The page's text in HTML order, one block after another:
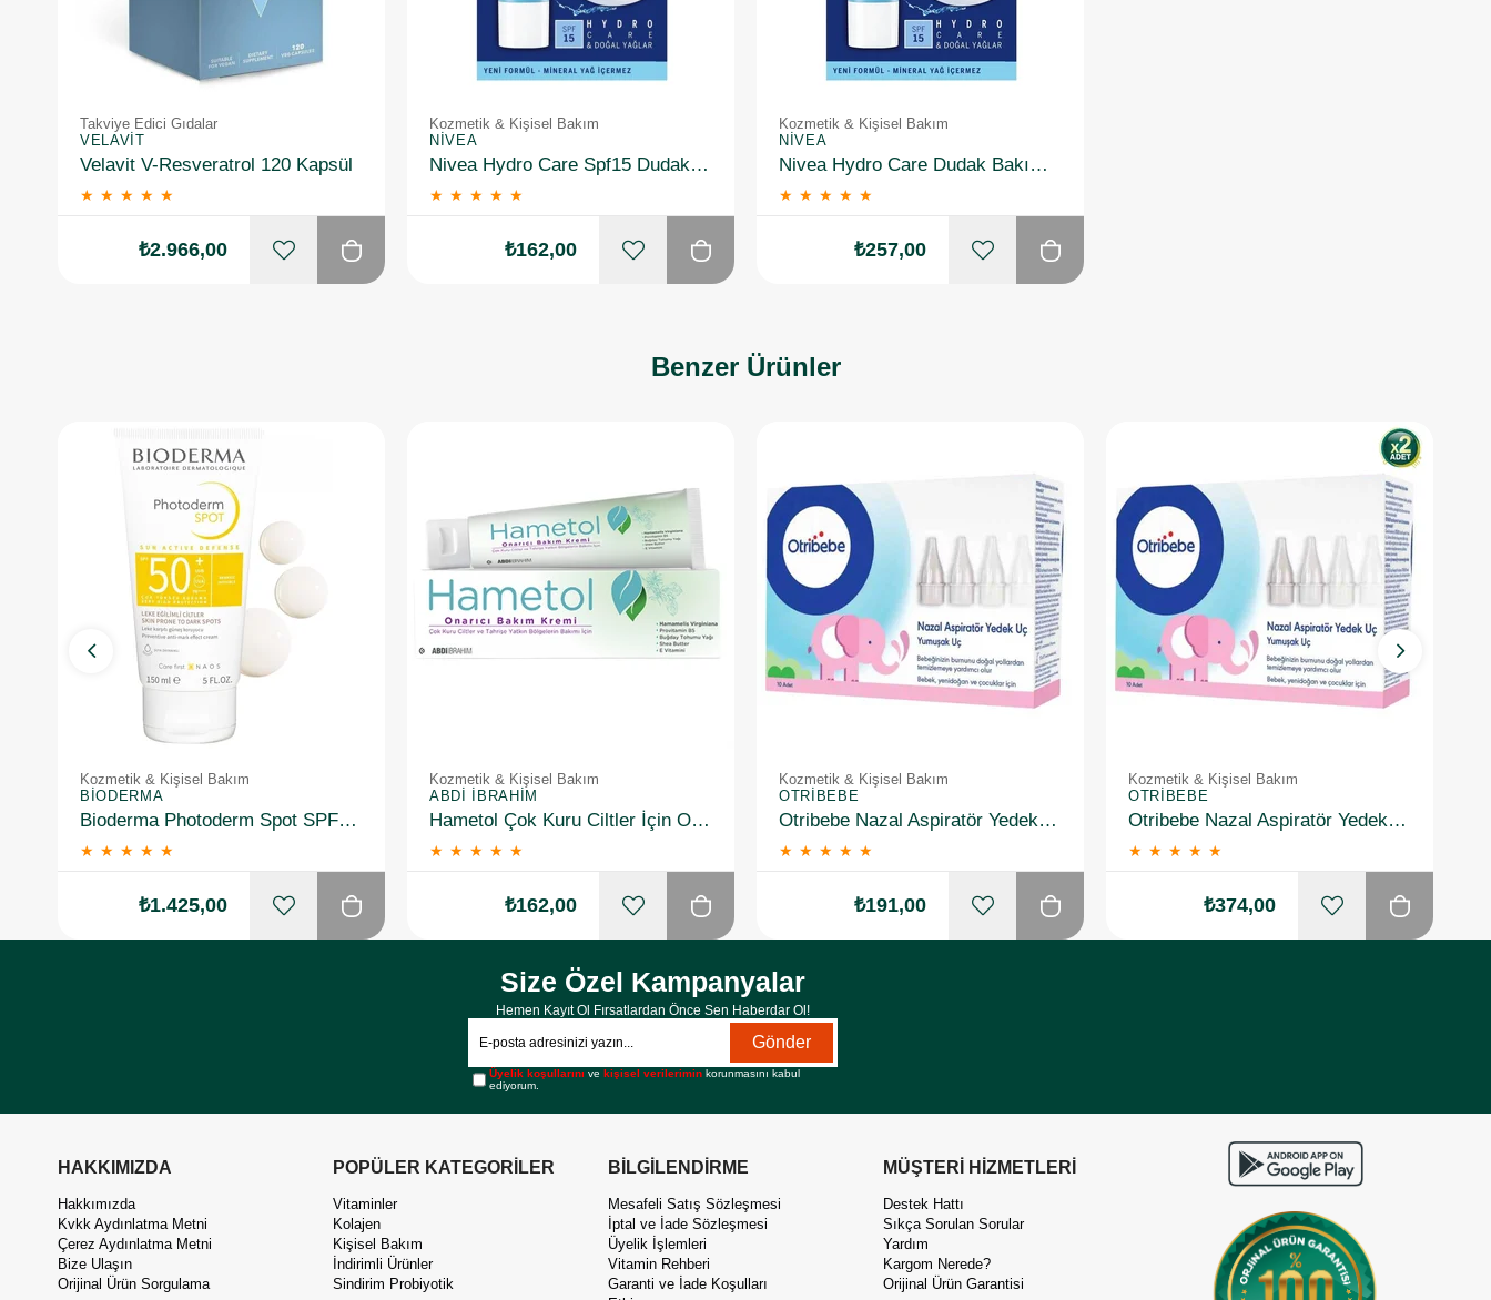
Takviye Edici Gıdalar
VELAVIT
Velavit V-Resveratrol 120 Kapsül
★ ★ ★ ★ ★
₺2.966,00
Kozmetik & Kişisel Bakım
NIVEA
Nivea Hydro Care Spf15 Dudak Bakım Kremi 4.8 gr
★ ★ ★ ★ ★
₺162,00
Kozmetik & Kişisel Bakım
NIVEA
Nivea Hydro Care Dudak Bakım Kremi 4.8 gr 2 Adet
★ ★ ★ ★ ★
₺257,00
Benzer Ürünler
Kozmetik & Kişisel Bakım
BIODERMA
Bioderma Photoderm Spot SPF50+ 150 ml
★ ★ ★ ★ ★
₺1.425,00
Kozmetik & Kişisel Bakım
ABDI İBRAHIM
Hametol Çok Kuru Ciltler İçin Onarıcı Bakım Kremi 30 g
★ ★ ★ ★ ★
₺162,00
Kozmetik & Kişisel Bakım
OTRIBEBE
Otribebe Nazal Aspiratör Yedek Uç 10 Adet
★ ★ ★ ★ ★
₺191,00
Kozmetik & Kişisel Bakım
OTRIBEBE
Otribebe Nazal Aspiratör Yedek Uç 10 Adet 2 Adet
★ ★ ★ ★ ★
₺374,00
Size Özel Kampanyalar
Hemen Kayıt Ol Fırsatlardan Önce Sen Haberdar Ol!
Gönder
Üyelik koşullarını vekişisel verilerimin korunmasını kabul
ediyorum.
HAKKIMIZDA
Hakkımızda
Kvkk Aydınlatma Metni
Çerez Aydınlatma Metni
Bize Ulaşın
Orijinal Ürün Sorgulama
POPÜLER KATEGORİLER
Vitaminler
Kolajen
Kişisel Bakım
İndirimli Ürünler
Sindirim Probiyotik
BİLGİLENDİRME
Mesafeli Satış Sözleşmesi
İptal ve İade Sözleşmesi
Üyelik İşlemleri
Vitamin Rehberi
Garanti ve İade Koşulları
MÜŞTERİ HİZMETLERİ
Destek Hattı
Sıkça Sorulan Sorular
Yardım
Kargom Nerede?
Orijinal Ürün Garantisi